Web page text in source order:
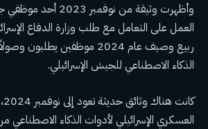
وأظهرت وثيقة من
العمل على التعامل مع طلب وزارة الدفاع
ربيع وصيف عام 2024 موظفين
الذكاء الاصطناعي للجيش الإسرائيلي.
العسكري الإسرائيلي لأدوات الذكاء الاصطناعي